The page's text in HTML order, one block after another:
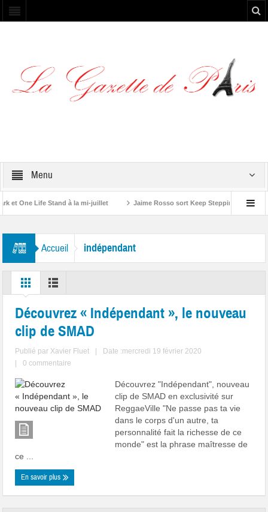
Menu
et One Life Stand à la mi-juillet Jaime Rosso sort Keep Stepping, son
Accueil indépendant
Découvrez « Indépendant », le nouveau
clip de SMAD
Publié par Xavier Fluet
Date :mercredi 19 février 2020
0 commentaire
Découvrez "Indépendant", nouveau
clip de SMAD en exclusivité sur
ReggaeVille "Ne passe pas ta vie
dans le corps d'un autre, ta
personnalité fait la richesse de ce
monde" est la phrase maîtresse de
ce ...
En savoir plus